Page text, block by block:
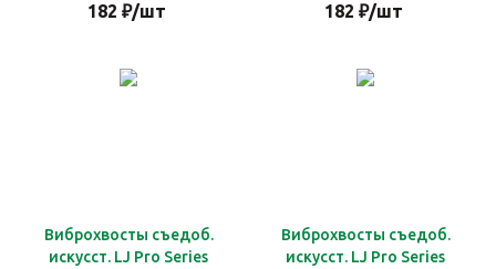
182 ₽/шт 182 ₽/шт
Виброхвосты съедоб.
искусст. LJ Pro Series
Виброхвосты съедоб.
искусст. LJ Pro Series